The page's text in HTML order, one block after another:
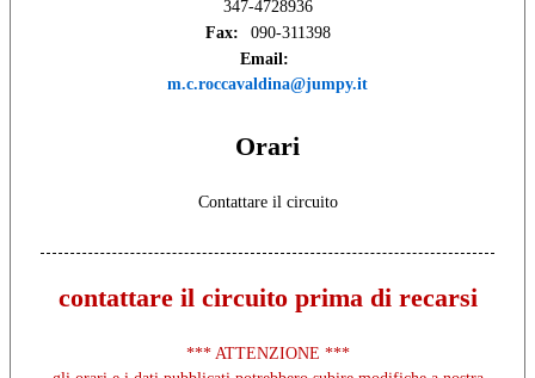
347-4728936
Fax:
090-311398
Email:
m.c.roccavaldina@jumpy.it
Orari
Contattare il circuito
contattare il circuito prima di recarsi
*** ATTENZIONE ***